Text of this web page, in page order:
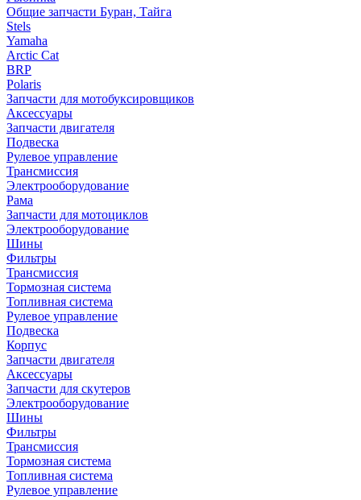
Общие запчасти Буран, Тайга
Stels
Yamaha
Arctic Cat
BRP
Polaris
Запчасти для мотобуксировщиков
Аксессуары
Запчасти двигателя
Подвеска
Рулевое управление
Трансмиссия
Электрооборудование
Рама
Запчасти для мотоциклов
Электрооборудование
Шины
Фильтры
Трансмиссия
Тормозная система
Топливная система
Рулевое управление
Подвеска
Корпус
Запчасти двигателя
Аксессуары
Запчасти для скутеров
Электрооборудование
Шины
Фильтры
Трансмиссия
Тормозная система
Топливная система
Рулевое управление